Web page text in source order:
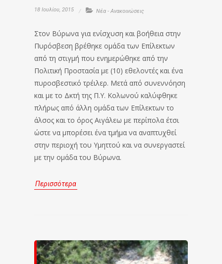
18 Ιουλίου, 2015 Νέα - Ανακοινώσεις
Στον Βύρωνα για ενίσχυση και βοήθεια στην
Πυρόσβεση βρέθηκε ομάδα των Επίλεκτων
από τη στιγμή που ενημερώθηκε από την
Πολιτική Προστασία με (10) εθελοντές και ένα
πυροσβεστικό τρέιλερ. Μετά από συνεννόηση
και με το Δκτή της Π.Υ. Κολωνού καλύφθηκε
πλήρως από άλλη ομάδα των Επίλεκτων το
άλσος και το όρος Αιγάλεω με περίπολα έτσι
ώστε να μπορέσει ένα τμήμα να αναπτυχθεί
στην περιοχή του Υμηττού και να συνεργαστεί
με την ομάδα του Βύρωνα.
Περισσότερα